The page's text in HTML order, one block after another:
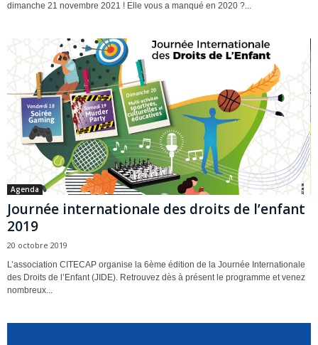
dimanche 21 novembre 2021 ! Elle vous a manqué en 2020 ?...
Agenda
Journée internationale des droits de l’enfant
2019
20 octobre 2019
L’association CITECAP organise la 6ème édition de la Journée Internationale
des Droits de l’Enfant (JIDE). Retrouvez dès à présent le programme et venez
nombreux...